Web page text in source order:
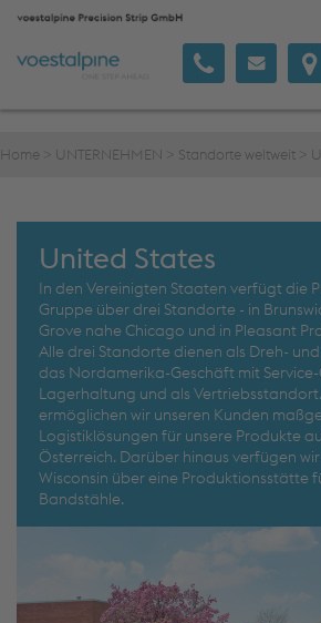
KOMMUNIKATION
UNTERNEHMEN
Deutsch
Home UNTERNEHMEN Standorte weltweit
United States
In den Vereinigten Staaten verfügt die
Gruppe über drei Standorte - in
Grove nahe Chicago und in Pleasant
Alle drei Standorte dienen als Dreh-
das Nordamerika-Geschäft mit
Lagerhaltung und als
ermöglichen wir unseren Kunden
Logistiklösungen für unsere Produkte
Österreich. Darüber hinaus verfügen
Wisconsin über eine Produktionsstätte
Bandstähle.